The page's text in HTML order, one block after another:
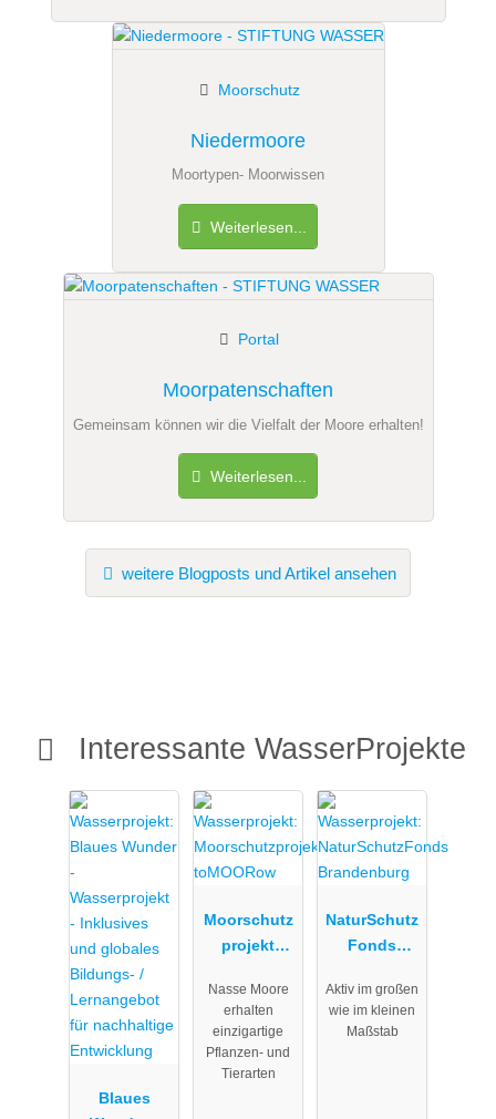
Niedermoore
Moorschutz
Moortypen- Moorwissen
Weiterlesen...
Moorpatenschaften
Portal
Gemeinsam können wir die Vielfalt der Moore erhalten!
Weiterlesen...
weitere Blogposts und Artikel ansehen
Interessante WasserProjekte
Blaues
Moorschutz
projekt
Nasse Moore
erhalten
einzigartige
Pflanzen- und
Tierarten
NaturSchutz
Fonds
g
Aktiv im großen
wie im kleinen
Maßstab